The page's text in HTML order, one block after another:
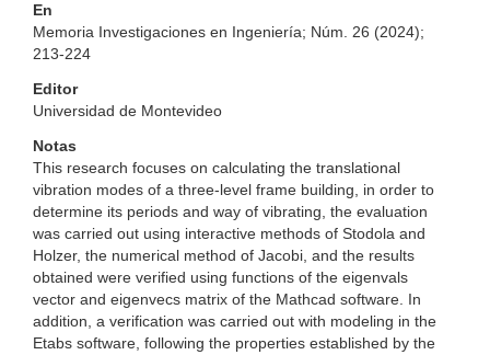
En
Memoria Investigaciones en Ingeniería; Núm. 26 (2024);
213-224
Editor
Universidad de Montevideo
Notas
This research focuses on calculating the translational
vibration modes of a three-level frame building, in order to
determine its periods and way of vibrating, the evaluation
was carried out using interactive methods of Stodola and
Holzer, the numerical method of Jacobi, and the results
obtained were verified using functions of the eigenvals
vector and eigenvecs matrix of the Mathcad software. In
addition, a verification was carried out with modeling in the
Etabs software, following the properties established by the